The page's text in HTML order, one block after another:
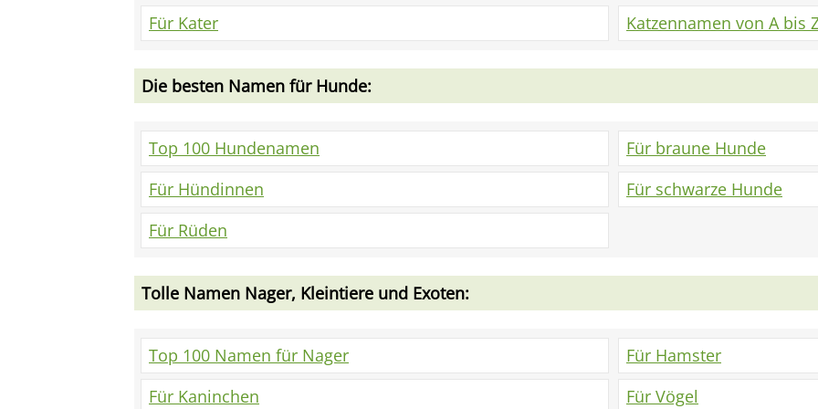
Für Kater Katzennamen von A bis
Die besten Namen für Hunde:
Top 100 Hundenamen
Für Hündinnen
Für Rüden
Für braune Hunde
Für schwarze Hunde
Tolle Namen Nager, Kleintiere und Exoten:
Top 100 Namen für Nager
Für Kaninchen
Für Hamster
Für Vögel